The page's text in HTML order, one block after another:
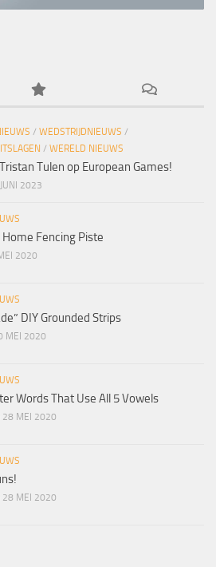
/ WEDSTRIJDNIEUWS /
/ WERELD NIEUWS
Tulen op European Games!
2023
Home Fencing Piste
2020
DIY Grounded Strips
MEI 2020
Words That Use All 5 Vowels
28 MEI 2020
28 MEI 2020